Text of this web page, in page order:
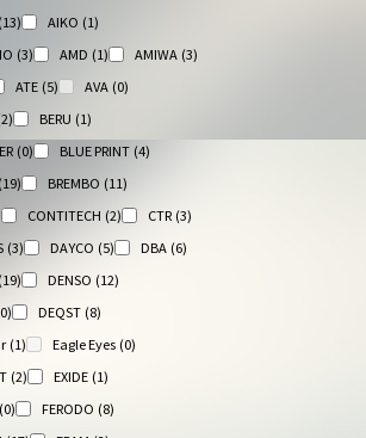
(13) AIKO (1)
(3) AMD (1) AMIWA (3)
ATE (5) AVA (0)
BERU (1)
(0) BLUE PRINT (4)
(19) BREMBO (11)
CONTITECH (2) CTR (3)
(3) DAYCO (5) DBA (6)
(19) DENSO (12)
DEQST (8)
(1) Eagle Eyes (0)
(2) EXIDE (1)
(0) FERODO (8)